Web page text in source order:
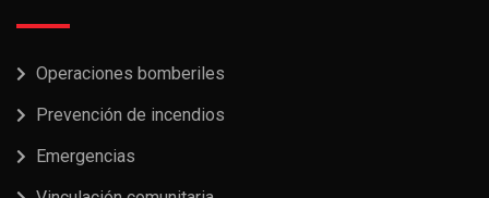
Operaciones bomberiles
Prevención de incendios
Emergencias